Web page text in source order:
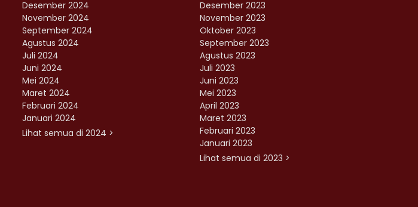
Desember 2024
November 2024
September 2024
Agustus 2024
Juli 2024
Juni 2024
Mei 2024
Maret 2024
Februari 2024
Januari 2024
Lihat semua di 2024 >
Desember 2023
November 2023
Oktober 2023
September 2023
Agustus 2023
Juli 2023
Juni 2023
Mei 2023
April 2023
Maret 2023
Februari 2023
Januari 2023
Lihat semua di 2023 >